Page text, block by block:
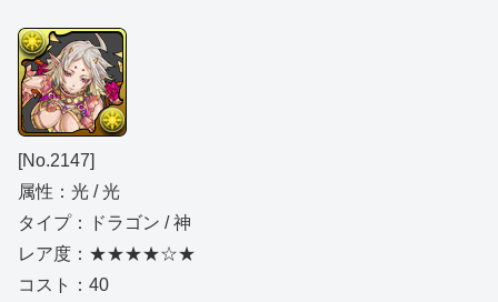
[No.2147]
属性：光 / 光
タイプ：ドラゴン / 神
レア度：★★★★☆★
コスト：40